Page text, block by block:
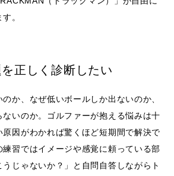
。
正しく診断したい
か、なぜ低いボールしか出ないのか、
いのか。ゴルファーが抱える悩みは十
原因がわかれば驚くほど短期間で解決で
練習ではイメージや感覚に頼っている部
じゃないか？」と自問自答しながらト